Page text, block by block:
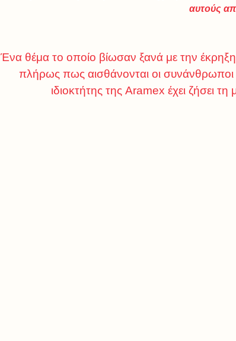
αυτούς
Ένα θέμα το οποίο βίωσαν ξανά με την
πλήρως πως αισθάνονται οι
ιδιοκτήτης της Aramex έχει ζήσει